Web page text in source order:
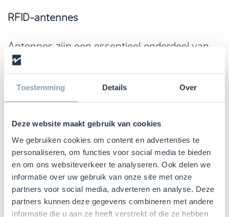
Toestemming Details Over
Deze website maakt gebruik van cookies
We gebruiken cookies om content en advertenties te
personaliseren, om functies voor social media te bieden
en om ons websiteverkeer te analyseren. Ook delen we
informatie over uw gebruik van onze site met onze
partners voor social media, adverteren en analyse. Deze
partners kunnen deze gegevens combineren met andere
informatie die u aan ze heeft verstrekt of die ze hebben
RFID-antennes
Antennes zijn een essentieel onderdeel van
het RFID-systeem. Ze helpen de RFID-reader
bij het effectief verzenden en ontvangen van
radiogolven van de RFID-tags. Als de
belangrijkste verbinding tussen de tag en de
het RFID-systeem, omdat deze het bereik, de
snelheid en de nauwkeurigheid van het
scannen van RFID-tags beïnvloedt.
RFID-software
RFID-systemen bevatten vaak software die
gegevens van de RFID-reader verzamelt en